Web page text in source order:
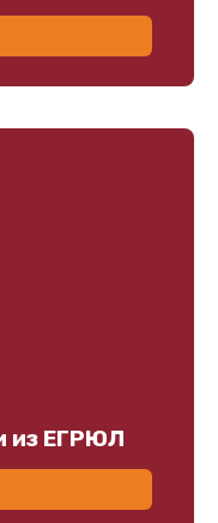
из ЕГРЮЛ